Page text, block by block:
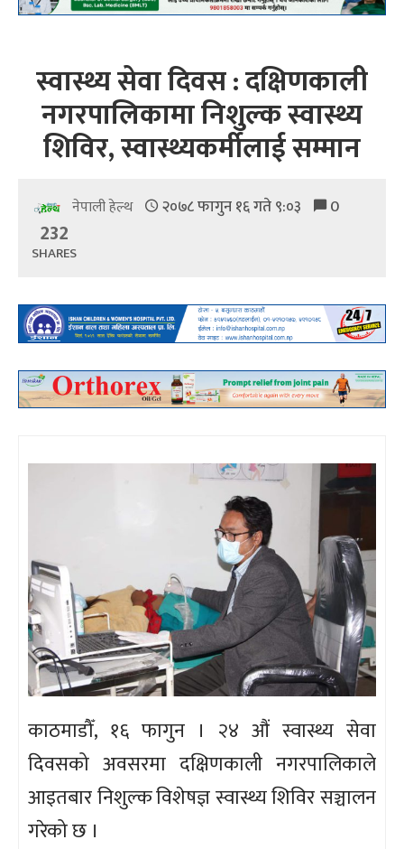
स्वास्थ्य सेवा दिवस : दक्षिणकाली
नगरपालिकामा निशुल्क स्वास्थ्य
शिविर, स्वास्थ्यकर्मीलाई सम्मान
नेपाली हेल्थ २०७८ फागुन १६ गते ९:०३ 0
232
SHARES
काठमाडौँ, १६ फागुन । २४ औं स्वास्थ्य सेवा
दिवसको अवसरमा दक्षिणकाली नगरपालिकाले
आइतबार निशुल्क विशेषज्ञ स्वास्थ्य शिविर सञ्चालन
गरेको छ ।